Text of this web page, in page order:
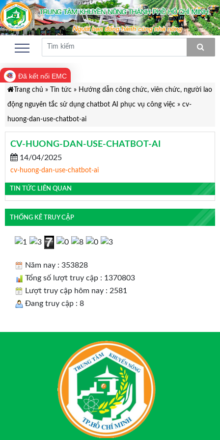
Đã kết nối EMC
Trang chủ » Tin tức» Hướng dẫn công chức, viên chức, người lao
động nguyên tắc sử dụng chatbot AI phục vụ công việc» cv-
huong-dan-use-chatbot-ai
CV-HUONG-DAN-USE-CHATBOT-AI
14/04/2025
cv-huong-dan-use-chatbot-ai
TIN TỨC LIÊN QUAN
THỐNG KÊ TRUY CẬP
Năm nay : 353828
Tổng số lượt truy cập : 1370803
Lượt truy cập hôm nay : 2581
Đang truy cập : 8